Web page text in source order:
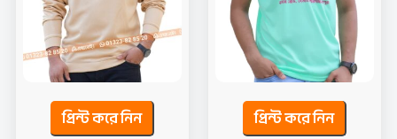
প্রিন্ট করে নিন প্রিন্ট করে নিন